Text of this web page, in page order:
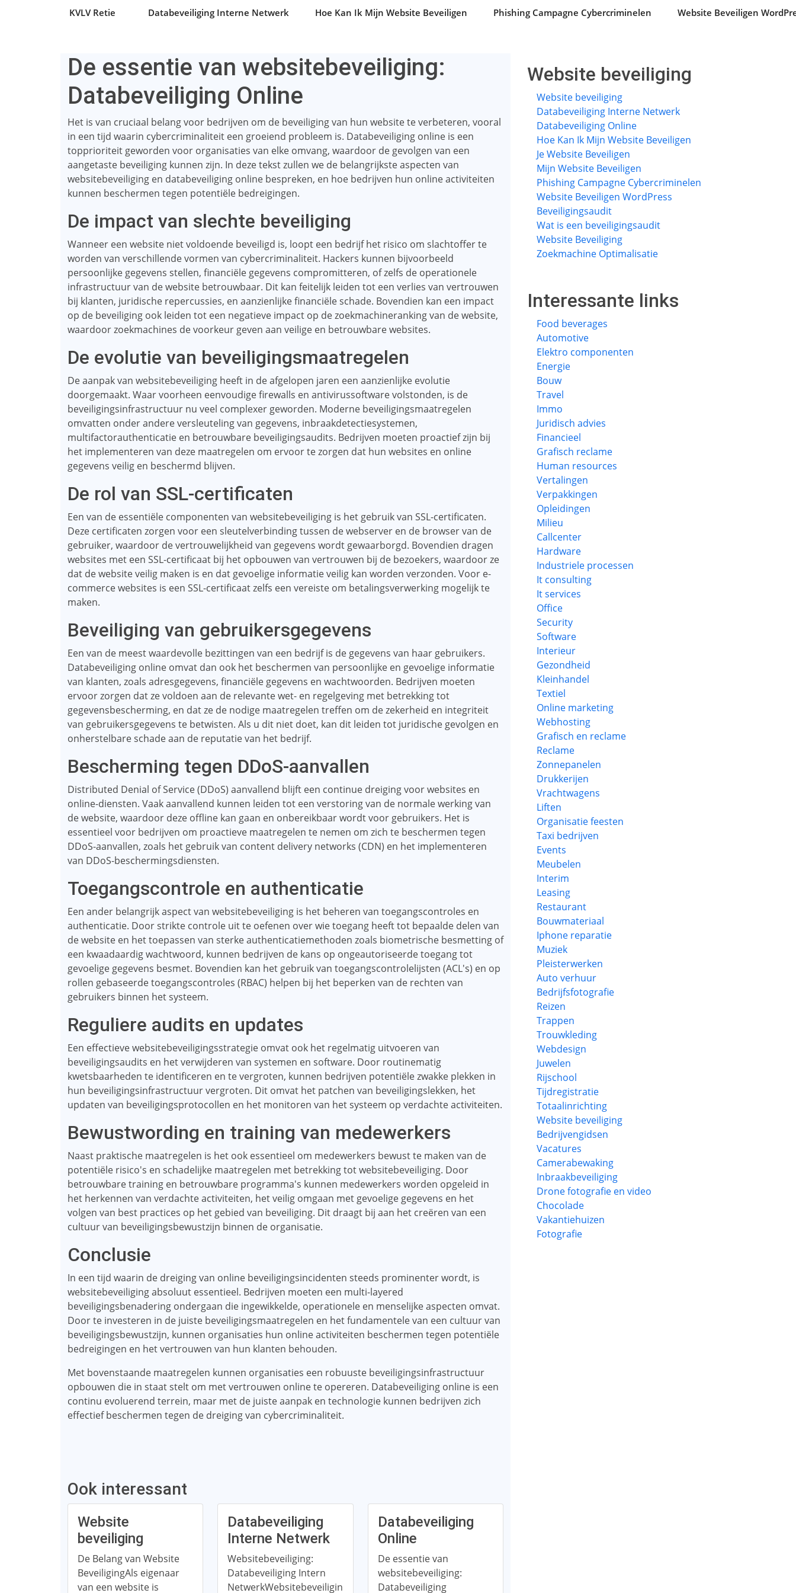
KVLV Retie Databeveiliging Interne Netwerk Hoe Kan Ik Mijn Website Beveiligen Phishing Campagne Cybercriminelen Website Beveiligen
De essentie van websitebeveiliging:
Databeveiliging Online
Het is van cruciaal belang voor bedrijven om de beveiliging van hun website te verbeteren, vooral
in een tijd waarin cybercriminaliteit een groeiend probleem is. Databeveiliging online is een
topprioriteit geworden voor organisaties van elke omvang, waardoor de gevolgen van een
aangetaste beveiliging kunnen zijn. In deze tekst zullen we de belangrijkste aspecten van
websitebeveiliging en databeveiliging online bespreken, en hoe bedrijven hun online activiteiten
kunnen beschermen tegen potentiële bedreigingen.
De impact van slechte beveiliging
Wanneer een website niet voldoende beveiligd is, loopt een bedrijf het risico om slachtoffer te
worden van verschillende vormen van cybercriminaliteit. Hackers kunnen bijvoorbeeld
persoonlijke gegevens stellen, financiële gegevens compromitteren, of zelfs de operationele
infrastructuur van de website betrouwbaar. Dit kan feitelijk leiden tot een verlies van vertrouwen
bij klanten, juridische repercussies, en aanzienlijke financiële schade. Bovendien kan een impact
op de beveiliging ook leiden tot een negatieve impact op de zoekmachineranking van de website,
waardoor zoekmachines de voorkeur geven aan veilige en betrouwbare websites.
De evolutie van beveiligingsmaatregelen
De aanpak van websitebeveiliging heeft in de afgelopen jaren een aanzienlijke evolutie
doorgemaakt. Waar voorheen eenvoudige firewalls en antivirussoftware volstonden, is de
beveiligingsinfrastructuur nu veel complexer geworden. Moderne beveiligingsmaatregelen
omvatten onder andere versleuteling van gegevens, inbraakdetectiesystemen,
multifactorauthenticatie en betrouwbare beveiligingsaudits. Bedrijven moeten proactief zijn bij
het implementeren van deze maatregelen om ervoor te zorgen dat hun websites en online
gegevens veilig en beschermd blijven.
De rol van SSL-certificaten
Een van de essentiële componenten van websitebeveiliging is het gebruik van SSL-certificaten.
Deze certificaten zorgen voor een sleutelverbinding tussen de webserver en de browser van de
gebruiker, waardoor de vertrouwelijkheid van gegevens wordt gewaarborgd. Bovendien dragen
websites met een SSL-certificaat bij het opbouwen van vertrouwen bij de bezoekers, waardoor ze
dat de website veilig maken is en dat gevoelige informatie veilig kan worden verzonden. Voor e-
commerce websites is een SSL-certificaat zelfs een vereiste om betalingsverwerking mogelijk te
maken.
Beveiliging van gebruikersgegevens
Een van de meest waardevolle bezittingen van een bedrijf is de gegevens van haar gebruikers.
Databeveiliging online omvat dan ook het beschermen van persoonlijke en gevoelige informatie
van klanten, zoals adresgegevens, financiële gegevens en wachtwoorden. Bedrijven moeten
ervoor zorgen dat ze voldoen aan de relevante wet- en regelgeving met betrekking tot
gegevensbescherming, en dat ze de nodige maatregelen treffen om de zekerheid en integriteit
van gebruikersgegevens te betwisten. Als u dit niet doet, kan dit leiden tot juridische gevolgen en
onherstelbare schade aan de reputatie van het bedrijf.
Bescherming tegen DDoS-aanvallen
Distributed Denial of Service (DDoS) aanvallend blijft een continue dreiging voor websites en
online-diensten. Vaak aanvallend kunnen leiden tot een verstoring van de normale werking van
de website, waardoor deze offline kan gaan en onbereikbaar wordt voor gebruikers. Het is
essentieel voor bedrijven om proactieve maatregelen te nemen om zich te beschermen tegen
DDoS-aanvallen, zoals het gebruik van content delivery networks (CDN) en het implementeren
van DDoS-beschermingsdiensten.
Toegangscontrole en authenticatie
Een ander belangrijk aspect van websitebeveiliging is het beheren van toegangscontroles en
authenticatie. Door strikte controle uit te oefenen over wie toegang heeft tot bepaalde delen van
de website en het toepassen van sterke authenticatiemethoden zoals biometrische besmetting of
een kwaadaardig wachtwoord, kunnen bedrijven de kans op ongeautoriseerde toegang tot
gevoelige gegevens besmet. Bovendien kan het gebruik van toegangscontrolelijsten (ACL's) en op
rollen gebaseerde toegangscontroles (RBAC) helpen bij het beperken van de rechten van
gebruikers binnen het systeem.
Reguliere audits en updates
Een effectieve websitebeveiligingsstrategie omvat ook het regelmatig uitvoeren van
beveiligingsaudits en het verwijderen van systemen en software. Door routinematig
kwetsbaarheden te identificeren en te vergroten, kunnen bedrijven potentiële zwakke plekken in
hun beveiligingsinfrastructuur vergroten. Dit omvat het patchen van beveiligingslekken, het
updaten van beveiligingsprotocollen en het monitoren van het systeem op verdachte activiteiten.
Bewustwording en training van medewerkers
Naast praktische maatregelen is het ook essentieel om medewerkers bewust te maken van de
potentiële risico's en schadelijke maatregelen met betrekking tot websitebeveiliging. Door
betrouwbare training en betrouwbare programma's kunnen medewerkers worden opgeleid in
het herkennen van verdachte activiteiten, het veilig omgaan met gevoelige gegevens en het
volgen van best practices op het gebied van beveiliging. Dit draagt ​​bij aan het creëren van een
cultuur van beveiligingsbewustzijn binnen de organisatie.
Conclusie
In een tijd waarin de dreiging van online beveiligingsincidenten steeds prominenter wordt, is
websitebeveiliging absoluut essentieel. Bedrijven moeten een multi-layered
beveiligingsbenadering ondergaan die ingewikkelde, operationele en menselijke aspecten omvat.
Door te investeren in de juiste beveiligingsmaatregelen en het fundamentele van een cultuur van
beveiligingsbewustzijn, kunnen organisaties hun online activiteiten beschermen tegen potentiële
bedreigingen en het vertrouwen van hun klanten behouden.
Met bovenstaande maatregelen kunnen organisaties een robuuste beveiligingsinfrastructuur
opbouwen die in staat stelt om met vertrouwen online te opereren. Databeveiliging online is een
continu evoluerend terrein, maar met de juiste aanpak en technologie kunnen bedrijven zich
effectief beschermen tegen de dreiging van cybercriminaliteit.
Ook interessant
Website
beveiliging
De Belang van Website
BeveiligingAls eigenaar
van een website is
Databeveiliging
Interne Netwerk
Websitebeveiliging:
Databeveiliging Intern
NetwerkWebsitebeveiligin
Databeveiliging
Online
De essentie van
websitebeveiliging:
Databeveiliging
Website beveiliging
Website beveiliging
Databeveiliging Interne Netwerk
Databeveiliging Online
Hoe Kan Ik Mijn Website Beveiligen
Je Website Beveiligen
Mijn Website Beveiligen
Phishing Campagne Cybercriminelen
Website Beveiligen WordPress
Beveiligingsaudit
Wat is een beveiligingsaudit
Website Beveiliging
Zoekmachine Optimalisatie
Interessante links
Food beverages
Automotive
Elektro componenten
Energie
Bouw
Travel
Immo
Juridisch advies
Financieel
Grafisch reclame
Human resources
Vertalingen
Verpakkingen
Opleidingen
Milieu
Callcenter
Hardware
Industriele processen
It consulting
It services
Office
Security
Software
Interieur
Gezondheid
Kleinhandel
Textiel
Online marketing
Webhosting
Grafisch en reclame
Reclame
Zonnepanelen
Drukkerijen
Vrachtwagens
Liften
Organisatie feesten
Taxi bedrijven
Events
Meubelen
Interim
Leasing
Restaurant
Bouwmateriaal
Iphone reparatie
Muziek
Pleisterwerken
Auto verhuur
Bedrijfsfotografie
Reizen
Trappen
Trouwkleding
Webdesign
Juwelen
Rijschool
Tijdregistratie
Totaalinrichting
Website beveiliging
Bedrijvengidsen
Vacatures
Camerabewaking
Inbraakbeveiliging
Drone fotografie en video
Chocolade
Vakantiehuizen
Fotografie